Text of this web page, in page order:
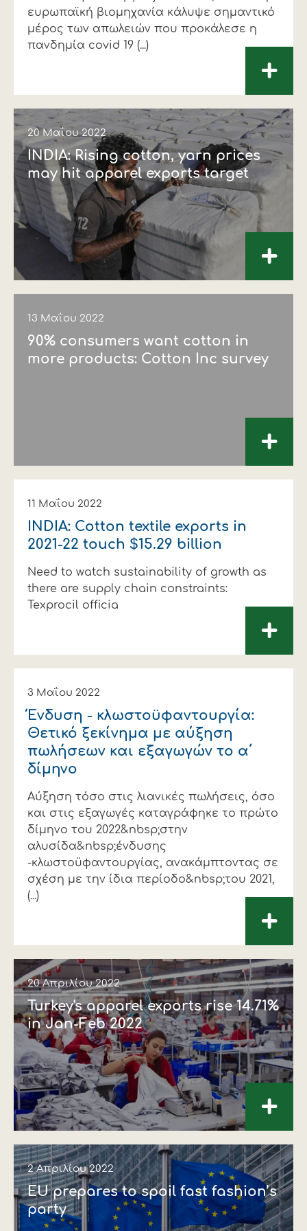
ευρωπαϊκή βιομηχανία κάλυψε σημαντικό
μέρος των απωλειών που προκάλεσε η
πανδημία covid 19 (...)
+
20 Μαΐου 2022
INDIA: Rising cotton, yarn prices
may hit apparel exports target
+
13 Μαΐου 2022
90% consumers want cotton in
more products: Cotton Inc survey
+
11 Μαΐου 2022
INDIA: Cotton textile exports in
2021-22 touch $15.29 billion
Need to watch sustainability of growth as
there are supply chain constraints:
Texprocil officia
+
3 Μαΐου 2022
Ένδυση - κλωστοϋφαντουργία:
Θετικό ξεκίνημα με αύξηση
πωλήσεων και εξαγωγών το α΄
δίμηνο
Αύξηση τόσο στις λιανικές πωλήσεις, όσο
και στις εξαγωγές καταγράφηκε το πρώτο
δίμηνο του 2022&nbsp;στην
αλυσίδα&nbsp;ένδυσης
-κλωστοϋφαντουργίας, ανακάμπτοντας σε
σχέση με την ίδια περίοδο&nbsp;του 2021,
(...)
+
20 Απριλίου 2022
Turkey's apparel exports rise 14.71%
in Jan-Feb 2022
+
2 Απριλίου 2022
EU prepares to spoil fast fashion’s
party